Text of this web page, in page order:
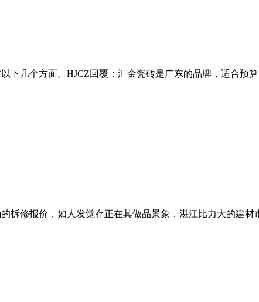
下几个方面。HJCZ回覆：汇金瓷砖是广东的品牌，适合预
拆修报价，如人发觉存正在其做品景象，湛江比力大的建